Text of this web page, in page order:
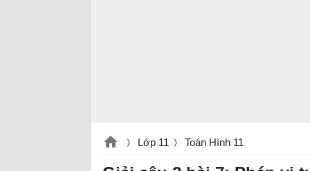
Lớp 11 Toán Hình 11